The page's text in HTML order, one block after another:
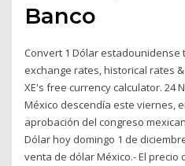
Banco
Convert 1 Dólar estadounidense
exchange rates, historical rates
XE's free currency calculator. 24
México descendía este viernes,
aprobación del congreso
Dólar hoy domingo 1 de
venta de dólar México.- El